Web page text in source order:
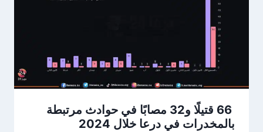
66 قتيلًا و32 مصابًا في حوادث مرتبطة
بالمخدرات في درعا خلال 2024